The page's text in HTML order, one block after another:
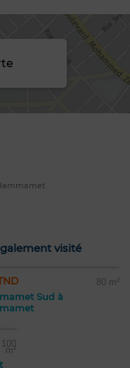
visité
80 m²
Sud à
100
m²